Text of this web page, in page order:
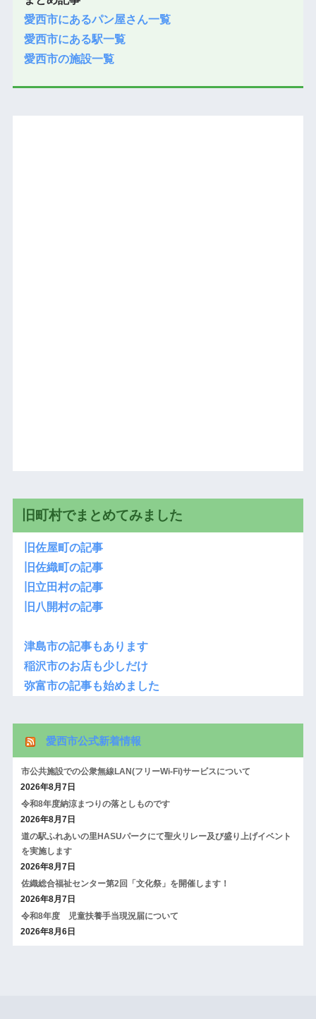
愛西市にあるパン屋さん一覧
愛西市にある駅一覧
愛西市の施設一覧
旧町村でまとめてみました
旧佐屋町の記事
旧佐織町の記事
旧立田村の記事
旧八開村の記事
津島市の記事もあります
稲沢市のお店も少しだけ
弥富市の記事も始めました
愛西市公式新着情報
市公共施設での公衆無線LAN(フリーWi-Fi)サービスについて
2026年8月7日
令和8年度納涼まつりの落としものです
2026年8月7日
道の駅ふれあいの里HASUパークにて聖火リレー及び盛り上げイベント
を実施します
2026年8月7日
佐織総合福祉センター第2回「文化祭」を開催します！
2026年8月7日
令和8年度 児童扶養手当現況届について
2026年8月6日